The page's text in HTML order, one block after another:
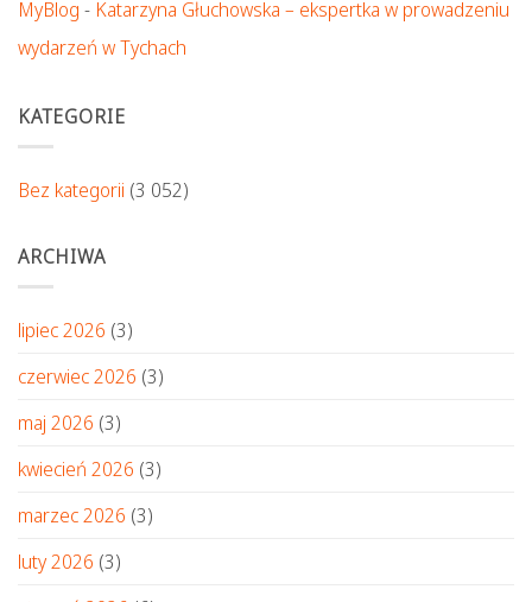
MyBlog - Katarzyna Głuchowska – ekspertka w prowadzeniu
wydarzeń w Tychach
KATEGORIE
Bez kategorii (3 052)
ARCHIWA
lipiec 2026 (3)
czerwiec 2026 (3)
maj 2026 (3)
kwiecień 2026 (3)
marzec 2026 (3)
luty 2026 (3)